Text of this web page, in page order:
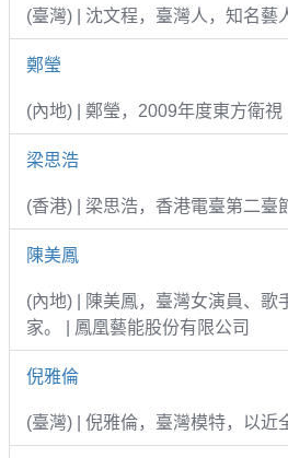
(臺灣) | 沈文程，臺灣人，知名藝
鄭瑩
(內地) | 鄭瑩，2009年度東方衛視
梁思浩
(香港) | 梁思浩，香港電臺第二臺
陳美鳳
(內地) | 陳美鳳，臺灣女演員、歌
家。 | 鳳凰藝能股份有限公司
倪雅倫
(臺灣) | 倪雅倫，臺灣模特，以近